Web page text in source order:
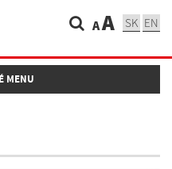
AA SK EN
MENU